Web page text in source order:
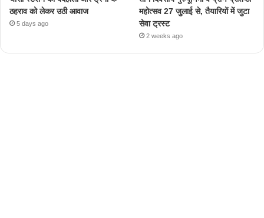
ठहराव को लेकर उठी आवाज
5 days ago
महोत्सव 27 जुलाई से, तैयारियों में जुटा
सेवा ट्रस्ट
2 weeks ago